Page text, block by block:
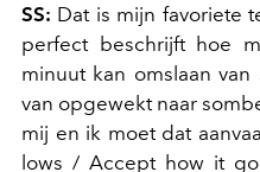
SS: Dat is mijn favoriete
perfect beschrijft hoe
minuut kan omslaan
van opgewekt naar
mij en ik moet dat
lows / Accept how it